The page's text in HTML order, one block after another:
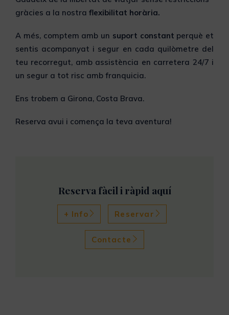
gràcies a la nostra flexibilitat horària.
A més, comptem amb un suport constant perquè et
sentis acompanyat i segur en cada quilòmetre del
teu recorregut, amb assistència en carretera 24/7 i
un segur a tot risc amb franquicia.
Ens trobem a Girona, Costa Brava.
Reserva avui i comença la teva aventura!
Reserva fàcil i ràpid aquí
+ Info Reservar
Contacte